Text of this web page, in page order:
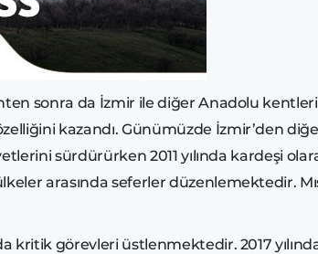
sonra da İzmir ile diğer Anadolu kentleri
kazandı. Günümüzde İzmir’den
sürdürürken 2011 yılında kardeşi
arasında seferler düzenlemektedir.
kritik görevleri üstlenmektedir. 2017